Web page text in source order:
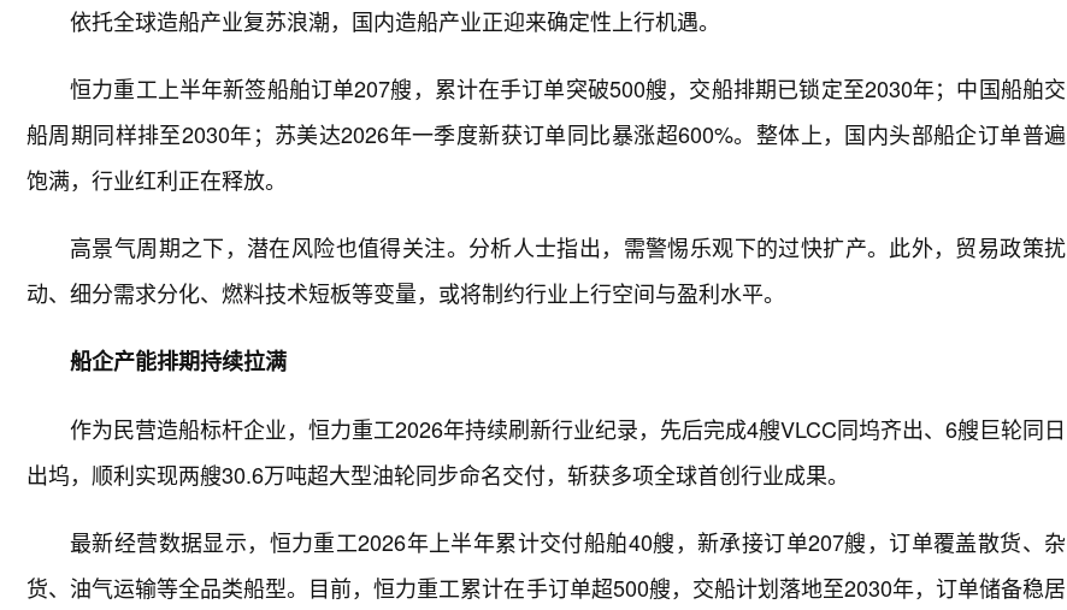
依托全球造船产业复苏浪潮，国内造船产业正迎来确定性上行机遇。
恒力重工上半年新签船舶订单207艘，累计在手订单突破500艘，交船排期已锁定至2030年；中国船舶交
船周期同样排至2030年；苏美达2026年一季度新获订单同比暴涨超600%。整体上，国内头部船企订单普遍
饱满，行业红利正在释放。
高景气周期之下，潜在风险也值得关注。分析人士指出，需警惕乐观下的过快扩产。此外，贸易政策扰
动、细分需求分化、燃料技术短板等变量，或将制约行业上行空间与盈利水平。
船企产能排期持续拉满
作为民营造船标杆企业，恒力重工2026年持续刷新行业纪录，先后完成4艘VLCC同坞齐出、6艘巨轮同日
出坞，顺利实现两艘30.6万吨超大型油轮同步命名交付，斩获多项全球首创行业成果。
最新经营数据显示，恒力重工2026年上半年累计交付船舶40艘，新承接订单207艘，订单覆盖散货、杂
货、油气运输等全品类船型。目前，恒力重工累计在手订单超500艘，交船计划落地至2030年，订单储备稳居